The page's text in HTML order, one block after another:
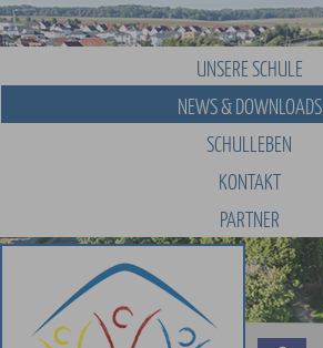
UNSERE SCHULE
NEWS & DOWNLOADS
SCHULLEBEN
KONTAKT
PARTNER